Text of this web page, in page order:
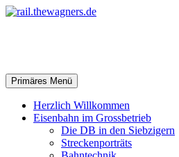
Zum
Suchen
Primäres Menü
Herzlich Willkommen
Eisenbahn im Grossbetrieb
Die DB in den Siebzigern
Streckenporträts